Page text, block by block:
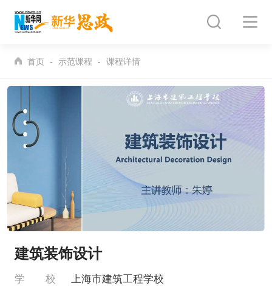
首页 示范课程 课程详情
建筑装饰设计
学 校 上海市建筑工程学校